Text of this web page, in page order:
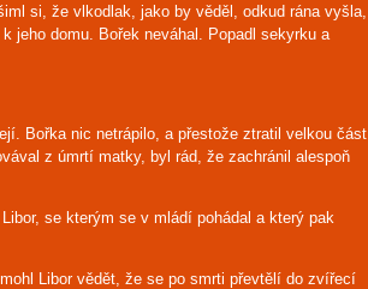
si, že vlkodlak, jako by věděl, odkud rána vyšla,
jeho domu. Bořek neváhal. Popadl sekyrku a
Bořka nic netrápilo, a přestože ztratil velkou část
z úmrtí matky, byl rád, že zachránil alespoň
se kterým se v mládí pohádal a který pak
Libor vědět, že se po smrti převtělí do zvířecí